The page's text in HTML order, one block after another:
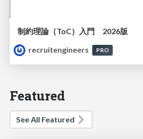
制約理論（ToC）入門 2026版
recruitengineers
PRO
Featured
See All Featured